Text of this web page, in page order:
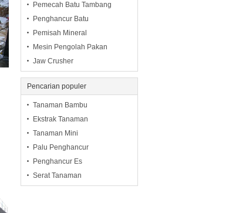
Pemecah Batu Tambang
Penghancur Batu
Pemisah Mineral
Mesin Pengolah Pakan
Jaw Crusher
Pencarian populer
Tanaman Bambu
Ekstrak Tanaman
Tanaman Mini
Palu Penghancur
Penghancur Es
Serat Tanaman